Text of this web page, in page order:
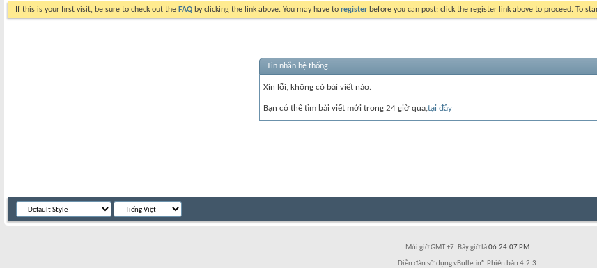
If this is your first visit, be sure to check out the FAQ by clicking the link above. You may have to register before you can post: click the register link above to proceed. To
Tin nhắn hệ thống
Xin lỗi, không có bài viết nào.
Bạn có thể tìm bài viết mới trong 24 giờ qua,tại đây
Múi giờ GMT +7. Bây giờ là06:24:07 PM.
Diễn đàn sử dụng vBulletin® Phiên bản 4.2.3.